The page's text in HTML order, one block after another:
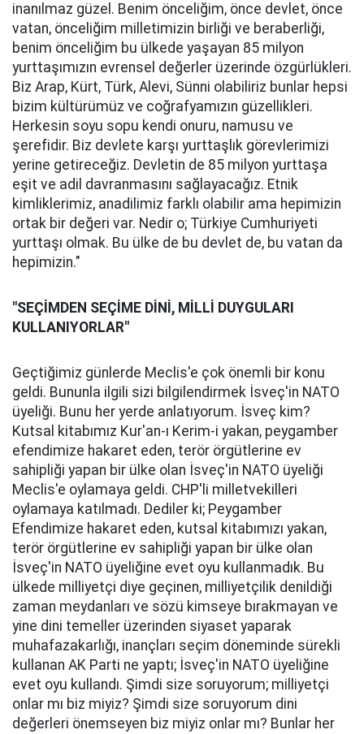
inanılmaz güzel. Benim önceliğim, önce devlet, önce
vatan, önceliğim milletimizin birliği ve beraberliği,
benim önceliğim bu ülkede yaşayan 85 milyon
yurttaşımızın evrensel değerler üzerinde özgürlükleri.
Biz Arap, Kürt, Türk, Alevi, Sünni olabiliriz bunlar hepsi
bizim kültürümüz ve coğrafyamızın güzellikleri.
Herkesin soyu sopu kendi onuru, namusu ve
şerefidir. Biz devlete karşı yurttaşlık görevlerimizi
yerine getireceğiz. Devletin de 85 milyon yurttaşa
eşit ve adil davranmasını sağlayacağız. Etnik
kimliklerimiz, anadilimiz farklı olabilir ama hepimizin
ortak bir değeri var. Nedir o; Türkiye Cumhuriyeti
yurttaşı olmak. Bu ülke de bu devlet de, bu vatan da
hepimizin."
"SEÇİMDEN SEÇİME DİNİ, MİLLİ DUYGULARI
KULLANIYORLAR"
Geçtiğimiz günlerde Meclis'e çok önemli bir konu
geldi. Bununla ilgili sizi bilgilendirmek İsveç'in NATO
üyeliği. Bunu her yerde anlatıyorum. İsveç kim?
Kutsal kitabımız Kur'an-ı Kerim-i yakan, peygamber
efendimize hakaret eden, terör örgütlerine ev
sahipliği yapan bir ülke olan İsveç'in NATO üyeliği
Meclis'e oylamaya geldi. CHP'li milletvekilleri
oylamaya katılmadı. Dediler ki; Peygamber
Efendimize hakaret eden, kutsal kitabımızı yakan,
terör örgütlerine ev sahipliği yapan bir ülke olan
İsveç'in NATO üyeliğine evet oyu kullanmadık. Bu
ülkede milliyetçi diye geçinen, milliyetçilik denildiği
zaman meydanları ve sözü kimseye bırakmayan ve
yine dini temeller üzerinden siyaset yaparak
muhafazakarlığı, inançları seçim döneminde sürekli
kullanan AK Parti ne yaptı; İsveç'in NATO üyeliğine
evet oyu kullandı. Şimdi size soruyorum; milliyetçi
onlar mı biz miyiz? Şimdi size soruyorum dini
değerleri önemseyen biz miyiz onlar mı? Bunlar her